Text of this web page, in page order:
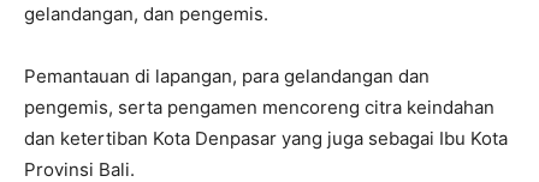
gelandangan, dan pengemis.
Pemantauan di lapangan, para gelandangan dan
pengemis, serta pengamen mencoreng citra keindahan
dan ketertiban Kota Denpasar yang juga sebagai Ibu Kota
Provinsi Bali.